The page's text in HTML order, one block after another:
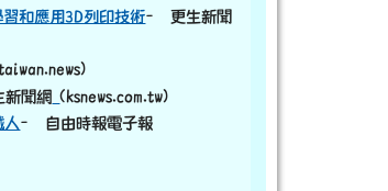
和應用3D列印技術– 更生新聞
聞網 link to https://old.ksnews.com.tw/
(ksnews.com.tw)
人– 自由時報電子報